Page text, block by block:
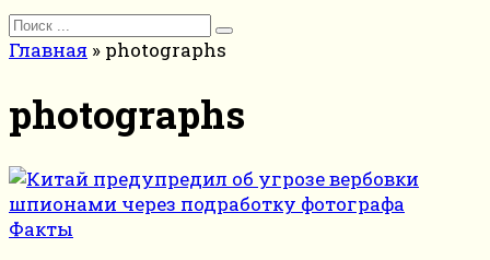
Search
for:
Главная » photographs
photographs
Факты